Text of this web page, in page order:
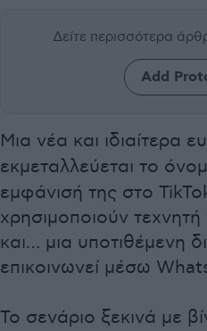
Δείτε περισσότερα
Add
Μια νέα και ιδιαίτερα
εκμεταλλεύεται το
εμφάνισή της στο
χρησιμοποιούν
και… μια υποτιθέμενη
επικοινωνεί μέσω
Το σενάριο ξεκινά με